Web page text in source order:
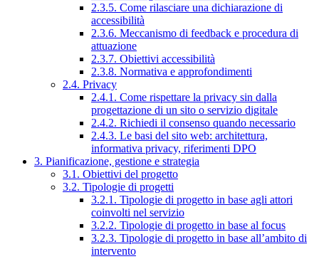
2.3.5. Come rilasciare una dichiarazione di
accessibilità
2.3.6. Meccanismo di feedback e procedura di
attuazione
2.3.7. Obiettivi accessibilità
2.3.8. Normativa e approfondimenti
2.4. Privacy
2.4.1. Come rispettare la privacy sin dalla
progettazione di un sito o servizio digitale
2.4.2. Richiedi il consenso quando necessario
2.4.3. Le basi del sito web: architettura,
informativa privacy, riferimenti DPO
3. Pianificazione, gestione e strategia
3.1. Obiettivi del progetto
3.2. Tipologie di progetti
3.2.1. Tipologie di progetto in base agli attori
coinvolti nel servizio
3.2.2. Tipologie di progetto in base al focus
3.2.3. Tipologie di progetto in base all’ambito di
intervento